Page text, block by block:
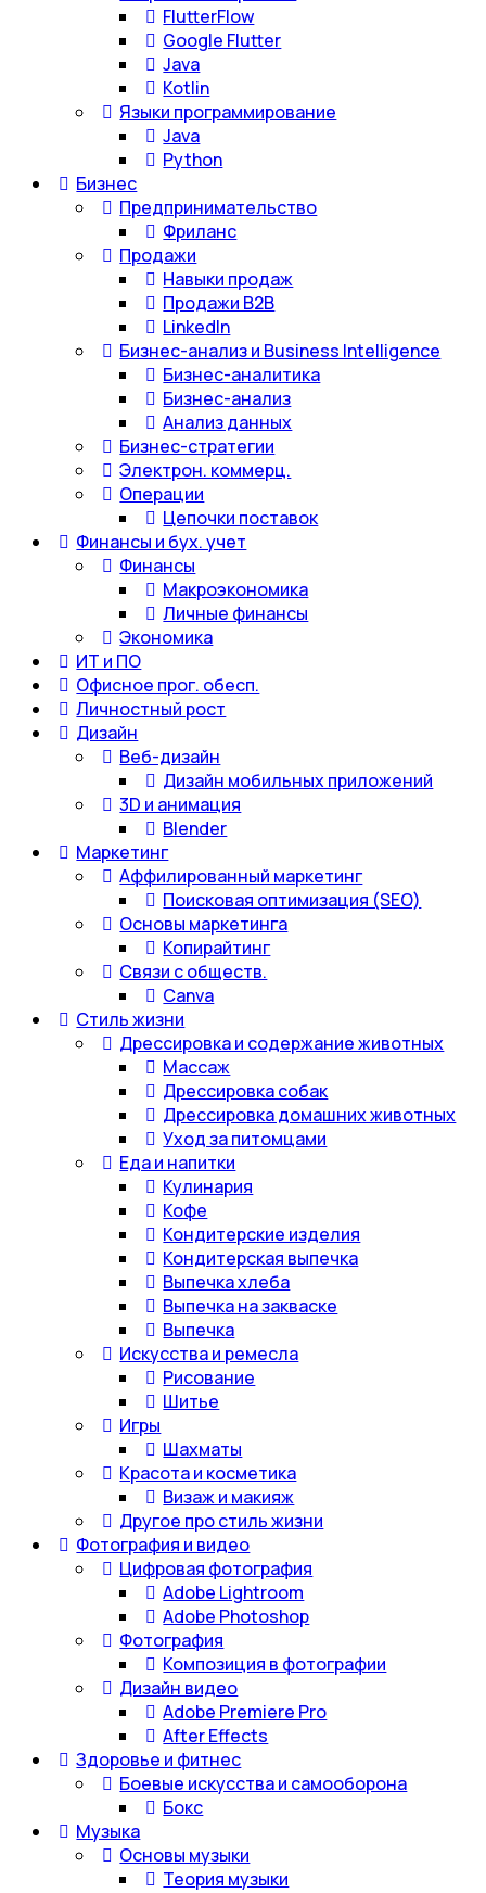
FlutterFlow
Google Flutter
Java
Kotlin
Языки программирование
Java
Python
Бизнес
Предпринимательство
Фриланс
Продажи
Навыки продаж
Продажи B2B
LinkedIn
Бизнес-анализ и Business Intelligence
Бизнес-аналитика
Бизнес-анализ
Анализ данных
Бизнес-стратегии
Электрон. коммерц.
Операции
Цепочки поставок
Финансы и бух. учет
Финансы
Макроэкономика
Личные финансы
Экономика
ИТ и ПО
Офисное прог. обесп.
Личностный рост
Дизайн
Веб-дизайн
Дизайн мобильных приложений
3D и анимация
Blender
Маркетинг
Аффилированный маркетинг
Поисковая оптимизация (SEO)
Основы маркетинга
Копирайтинг
Связи с обществ.
Canva
Стиль жизни
Дрессировка и содержание животных
Массаж
Дрессировка собак
Дрессировка домашних животных
Уход за питомцами
Еда и напитки
Кулинария
Кофе
Кондитерские изделия
Кондитерская выпечка
Выпечка хлеба
Выпечка на закваске
Выпечка
Искусства и ремесла
Рисование
Шитье
Игры
Шахматы
Красота и косметика
Визаж и макияж
Другое про стиль жизни
Фотография и видео
Цифровая фотография
Adobe Lightroom
Adobe Photoshop
Фотография
Композиция в фотографии
Дизайн видео
Adobe Premiere Pro
After Effects
Здоровье и фитнес
Боевые искусства и самооборона
Бокс
Музыка
Основы музыки
Теория музыки